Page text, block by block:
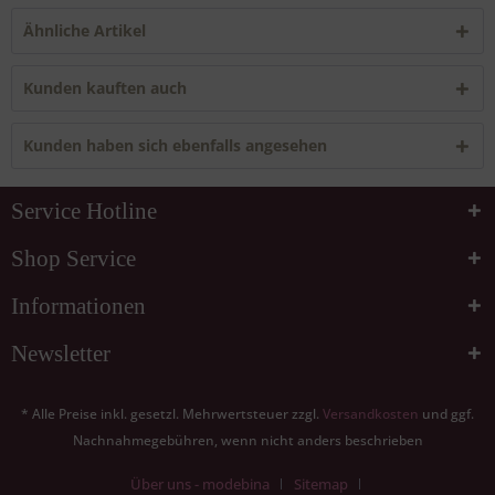
Ähnliche Artikel
Kunden kauften auch
Kunden haben sich ebenfalls angesehen
Service Hotline
Shop Service
Informationen
Newsletter
* Alle Preise inkl. gesetzl. Mehrwertsteuer zzgl. Versandkosten und ggf.
Nachnahmegebühren, wenn nicht anders beschrieben
Über uns - modebina Sitemap